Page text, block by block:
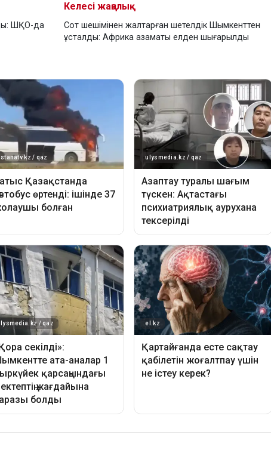
ШҚО-да
Келесі жаңалық
Сот шешімінен жалтарған шетелдік Шымкенттен
ұсталды: Африка азаматы елден шығарылды